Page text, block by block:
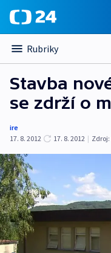
Rubriky
Stavba
se zdrží o
ire
17. 8. 2012
17. 8. 2012 | Zdroj: